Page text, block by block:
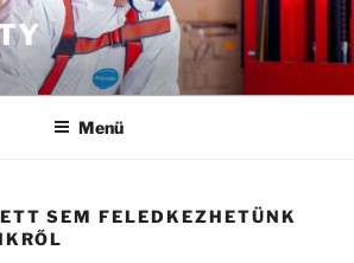
Menü
SEM FELEDKEZHETÜNK